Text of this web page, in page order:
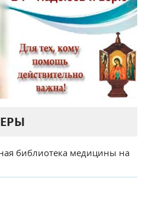
библиотека медицины на